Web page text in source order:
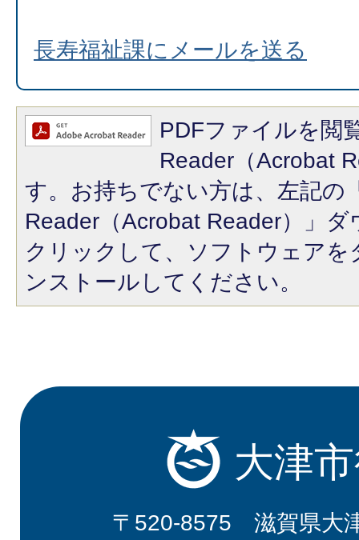
長寿福祉課にメールを送る
PDFファイルを閲
Reader（Acrobat
す。お持ちでない方は、左記の
Reader（Acrobat Reader）」
クリックして、ソフトウェア
ンストールしてください。
大津
〒520-8575 滋賀県大